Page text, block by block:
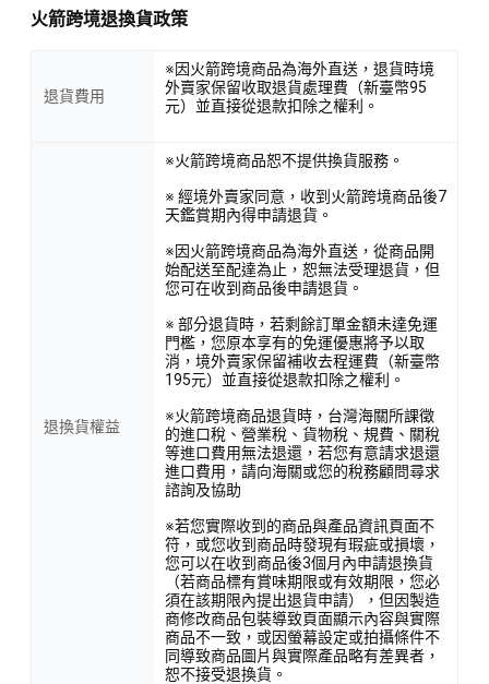
火箭跨境退換貨政策
退貨費用
※因火箭跨境商品為海外直送，退貨時境
外賣家保留收取退貨處理費（新臺幣95
元）並直接從退款扣除之權利。
退換貨權益
※火箭跨境商品恕不提供換貨服務。
※ 經境外賣家同意，收到火箭跨境商品後7
天鑑賞期內得申請退貨。
※因火箭跨境商品為海外直送，從商品開
始配送至配達為止，恕無法受理退貨，但
您可在收到商品後申請退貨。
※ 部分退貨時，若剩餘訂單金額未達免運
門檻，您原本享有的免運優惠將予以取
消，境外賣家保留補收去程運費（新臺幣
195元）並直接從退款扣除之權利。
※火箭跨境商品退貨時，台灣海關所課徵
的進口稅、營業稅、貨物稅、規費、關稅
等進口費用無法退還，若您有意請求退還
進口費用，請向海關或您的稅務顧問尋求
諮詢及協助
※若您實際收到的商品與產品資訊頁面不
符，或您收到商品時發現有瑕疵或損壞，
您可以在收到商品後3個月內申請退換貨
（若商品標有賞味期限或有效期限，您必
須在該期限內提出退貨申請），但因製造
商修改商品包裝導致頁面顯示內容與實際
商品不一致，或因螢幕設定或拍攝條件不
同導致商品圖片與實際產品略有差異者，
恕不接受退換貨。